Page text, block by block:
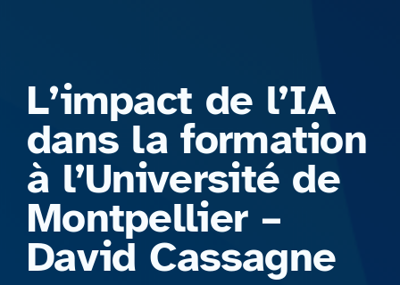
L’impact de l’IA
dans la formation
à l’Université de
Montpellier –
David Cassagne